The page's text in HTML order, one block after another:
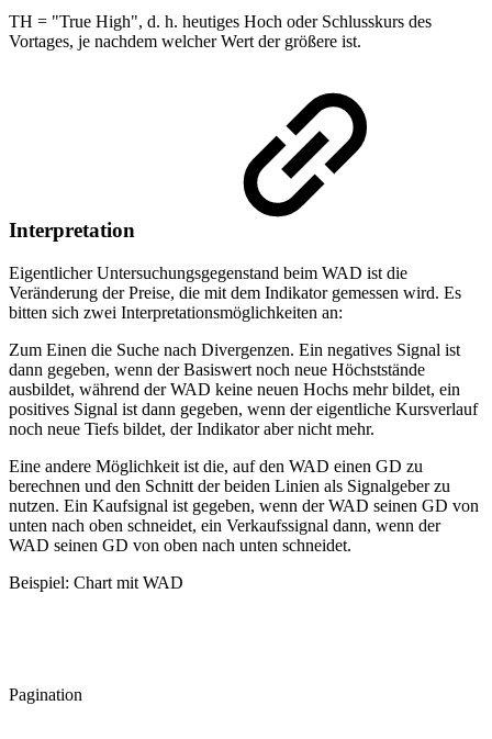
TH = "True High", d. h. heutiges Hoch oder Schlusskurs des
Vortages, je nachdem welcher Wert der größere ist.
Interpretation
Eigentlicher Untersuchungsgegenstand beim WAD ist die
Veränderung der Preise, die mit dem Indikator gemessen wird. Es
bitten sich zwei Interpretationsmöglichkeiten an:
Zum Einen die Suche nach Divergenzen. Ein negatives Signal ist
dann gegeben, wenn der Basiswert noch neue Höchststände
ausbildet, während der WAD keine neuen Hochs mehr bildet, ein
positives Signal ist dann gegeben, wenn der eigentliche Kursverlauf
noch neue Tiefs bildet, der Indikator aber nicht mehr.
Eine andere Möglichkeit ist die, auf den WAD einen GD zu
berechnen und den Schnitt der beiden Linien als Signalgeber zu
nutzen. Ein Kaufsignal ist gegeben, wenn der WAD seinen GD von
unten nach oben schneidet, ein Verkaufssignal dann, wenn der
WAD seinen GD von oben nach unten schneidet.
Beispiel: Chart mit WAD
Pagination